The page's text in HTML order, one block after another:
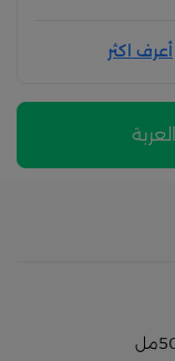
أعرف اكثر